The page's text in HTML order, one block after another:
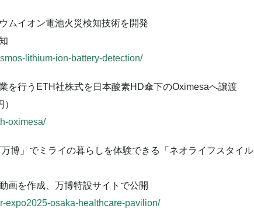
ムイオン電池火災検知技術を開発
lithium-ion-battery-detection/
を行うETH社株式を日本酸素HD傘下のOximesaへ譲渡
oximesa/
博」でミライの暮らしを体験できる「ネオライフスタイル
画を作成、万博特設サイトで公開
expo2025-osaka-healthcare-pavilion/